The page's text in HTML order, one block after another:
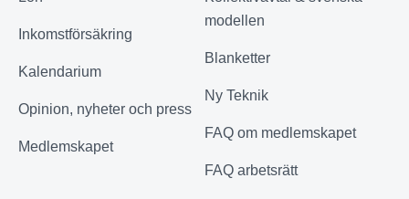
Inkomstförsäkring
Kalendarium
Opinion, nyheter och press
Medlemskapet
modellen
Blanketter
Ny Teknik
FAQ om medlemskapet
FAQ arbetsrätt